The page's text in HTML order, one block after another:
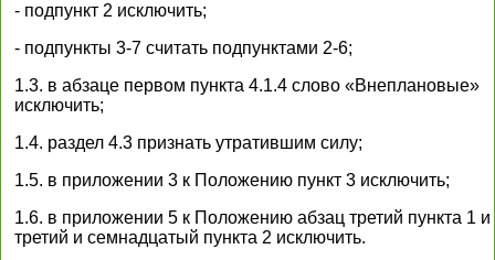
- подпункт 2 исключить;
- подпункты 3-7 считать подпунктами 2-6;
1.3. в абзаце первом пункта 4.1.4 слово «Внеплановые»
исключить;
1.4. раздел 4.3 признать утратившим силу;
1.5. в приложении 3 к Положению пункт 3 исключить;
1.6. в приложении 5 к Положению абзац третий пункта 1
третий и семнадцатый пункта 2 исключить.